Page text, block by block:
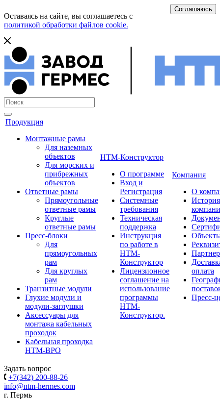
Оставаясь на сайте, вы соглашаетесь с
политикой обработки файлов cookie.
Соглашаюсь
Продукция
Монтажные рамы
Для наземных
объектов
Для морских и
прибрежных
объектов
Ответные рамы
Прямоугольные
ответные рамы
Круглые
ответные рамы
Пресс-блоки
Для
прямоугольных
рам
Для круглых
рам
Транзитные модули
Глухие модули и
модули-заглушки
Аксессуары для
монтажа кабельных
проходок
Кабельная проходка
НТМ-ВРО
НТМ-Конструктор
О программе
Вход и
Регистрация
Системные
требования
Техническая
поддержка
Инструкция
по работе в
НТМ-
Конструктор
Лицензионное
соглашение на
использование
программы
НТМ-
Конструктор.
Компания
О
История
оплата
Пресс-
Задать вопрос
+7(342) 200-88-26
info@ntm-hermes.com
г. Пермь